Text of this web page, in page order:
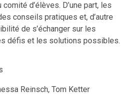
d’élèves. D’une part, les
conseils pratiques et, d’autre
de s’échanger sur les
défis et les solutions possibles.
Reinsch, Tom Ketter